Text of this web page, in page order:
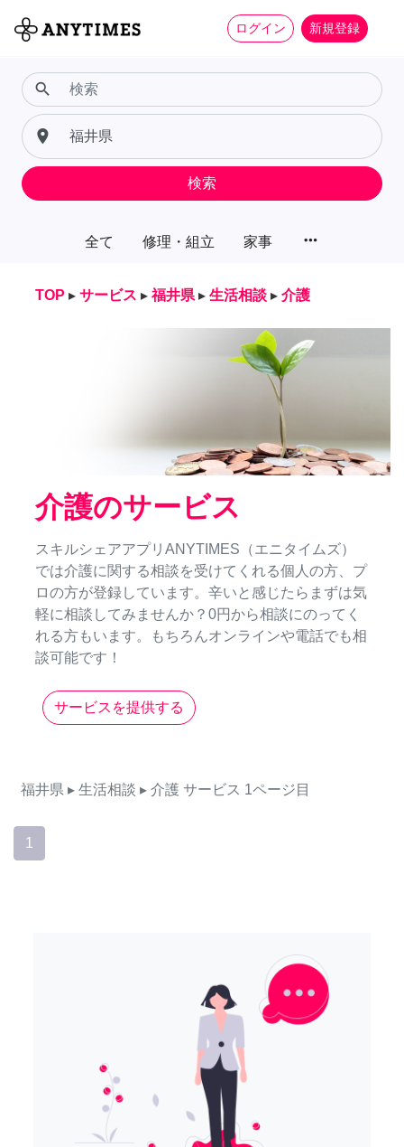
ログイン 新規登録
全て 修理・組立 家事 more_horiz
search
place
検索
TOP ▸ サービス ▸ 福井県 ▸ 生活相談 ▸ 介護
介護のサービス
スキルシェアアプリANYTIMES（エニタイムズ）
では介護に関する相談を受けてくれる個人の方、プ
ロの方が登録しています。辛いと感じたらまずは気
軽に相談してみませんか？0円から相談にのってく
れる方もいます。もちろんオンラインや電話でも相
談可能です！
サービスを提供する
福井県 ▸ 生活相談 ▸ 介護 サービス 1ページ目
1